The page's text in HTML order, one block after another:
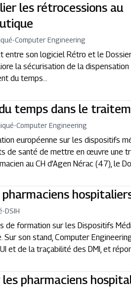
les rétrocessions au
-Computer Engineering
entre son logiciel Rétro et le
la sécurisation de la
du temps…
temps dans le
-Computer Engineering
européenne sur les dispositifs
de santé de mettre en œuvre une
au CH d’Agen Nérac (47), le
-DSIH
de formation sur les Dispositifs
Sur son stand, Computer
et de la traçabilité des DMI, et
pharmaciens